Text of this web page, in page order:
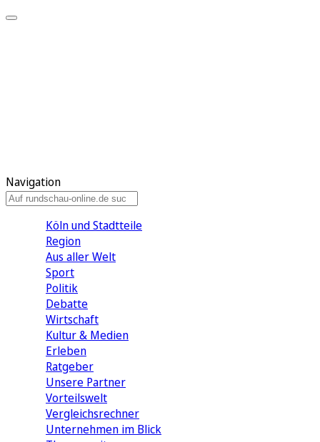
Navigation
Köln und Stadtteile
Region
Aus aller Welt
Sport
Politik
Debatte
Wirtschaft
Kultur & Medien
Erleben
Ratgeber
Unsere Partner
Vorteilswelt
Vergleichsrechner
Unternehmen im Blick